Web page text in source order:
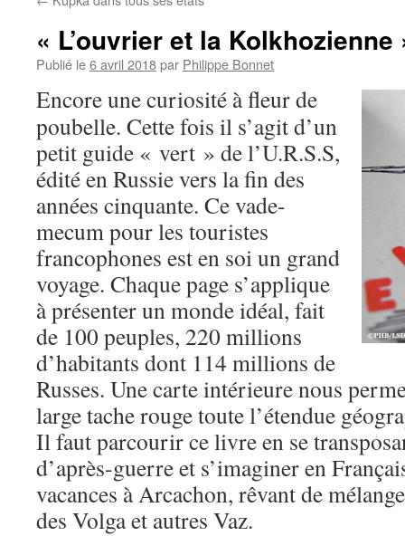
« L’ouvrier et la Kolkhozienne
Publié le6 avril 2018par Philippe Bonnet
Encore une curiosité à fleur de
poubelle. Cette fois il s’agit d’un
petit guide « vert » de l’U.R.S.S,
édité en Russie vers la fin des
années cinquante. Ce vade-
mecum pour les touristes
francophones est en soi un grand
voyage. Chaque page s’applique
à présenter un monde idéal, fait
de 100 peuples, 220 millions
d’habitants dont 114 millions de
Russes. Une carte intérieure nous
large tache rouge toute l’étendue
Il faut parcourir ce livre en se
d’après-guerre et s’imaginer en
vacances à Arcachon, rêvant de
des Volga et autres Vaz.